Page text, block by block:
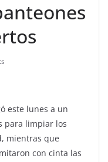
este lunes a un
para limpiar los
mientras que
con cinta las